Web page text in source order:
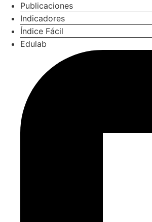
Publicaciones
Indicadores
Índice Fácil
Edulab